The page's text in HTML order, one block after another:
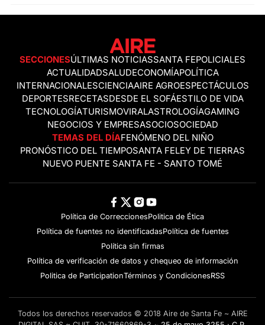
SECCIONESÚLTIMAS NOTICIASSANTA FEPOLICIALES
ACTUALIDADSALUDECONOMÍAPOLÍTICA
INTERNACIONALESCIENCIAAIRE AGROESPECTÁCULOS
DEPORTESRECETASDESDE EL SOFÁESTILO DE VIDA
TECNOLOGÍATURISMOVIRALASTROLOGÍAGAMING
NEGOCIOS Y EMPRESASOCIOSOCIEDAD
TEMAS DEL DÍAFENÓMENO DEL NIÑO
PRONÓSTICO DEL TIEMPOSANTA FELEY DE TIERRAS
NUEVO PUENTE SANTA FE - SANTO TOMÉ
Política de CorreccionesPolitica de Ética
Política de fuentes no identificadasPolítica de fuentes
Política sin firmas
Política de verificación de datos y chequeo de información
Politica de ParticipationTérminos y CondicionesRSS
Todos los derechos reservados © 2018 Aire de Santa Fe ~ AIRE